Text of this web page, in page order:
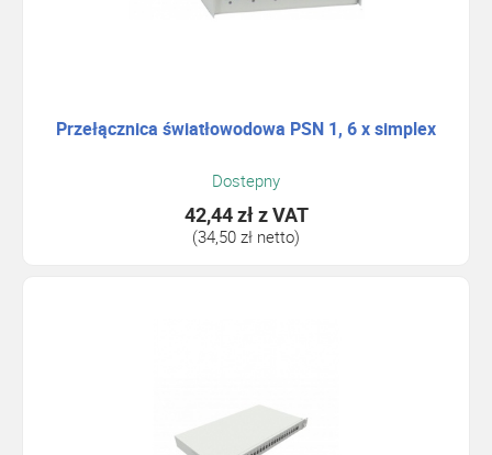
Przełącznica światłowodowa PSN 1, 6 x simplex
Dostepny
42,44 złz VAT
(34,50 zł netto)